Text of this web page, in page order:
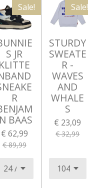
Sale!
S JR
KLITTE
R
BAAS
€ 62,99
€ 89,99
Sale!
STURDY
SWEATE
R -
WAVES
AND
WHALE
S
€ 23,09
€ 32,99